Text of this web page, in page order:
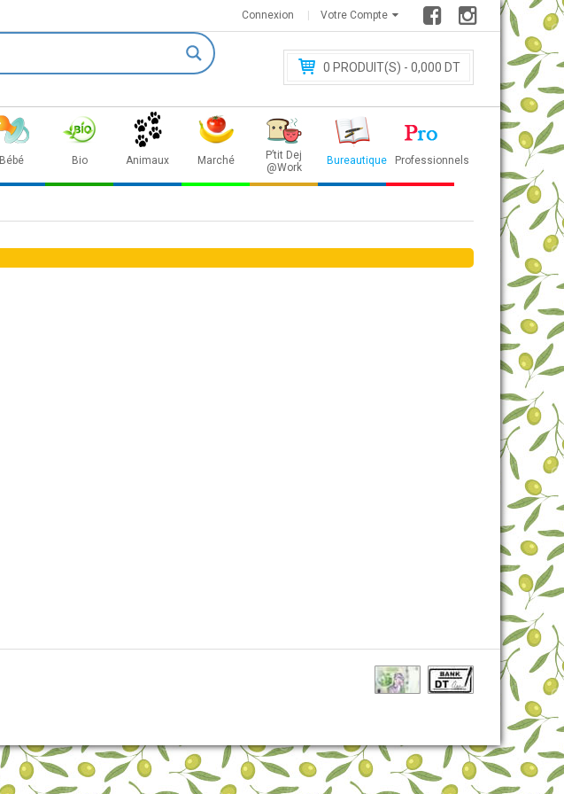
Votre Compte
Connexion
0 PRODUIT(S) - 0,000 DT
Bébé Bio Animaux Marché
P’tit Dej
@Work
Bureautique Professionnels